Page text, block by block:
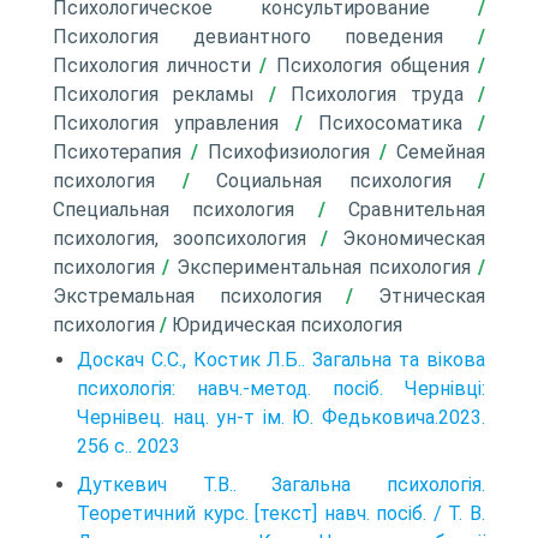
Психологическое консультирование /
Психология девиантного поведения /
Психология личности / Психология общения/
Психология рекламы / Психология труда /
Психология управления / Психосоматика/
Психотерапия / Психофизиология / Семейная
психология / Социальная психология/
Специальная психология /Сравнительная
психология, зоопсихология / Экономическая
психология / Экспериментальная психология /
Экстремальная психология/ Этническая
психология / Юридическая психология
Доскач С.С., Костик Л.Б.. Загальна та вікова
психологія: навч.-метод. посіб. Чернівці:
Чернівец. нац. ун-т ім. Ю. Федьковича.2023.
256 с.. 2023
Дуткевич Т.В.. Загальна психологія.
Теоретичний курс. [текст] навч. посіб. / Т. В.